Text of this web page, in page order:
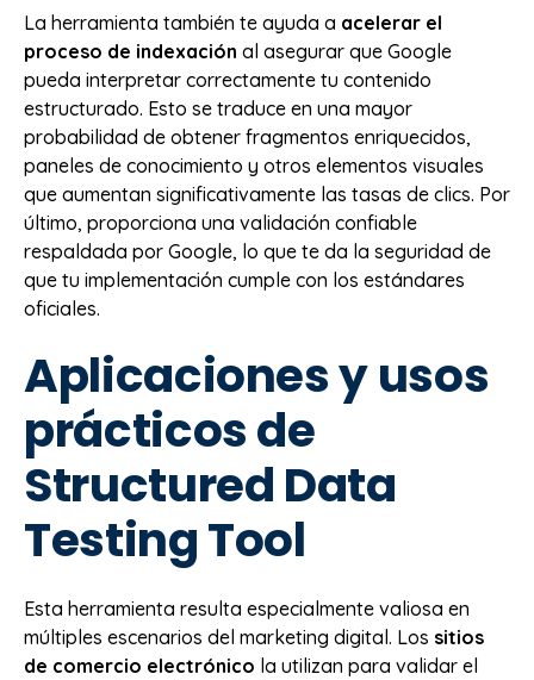
La herramienta también te ayuda a acelerar el
proceso de indexación al asegurar que Google
pueda interpretar correctamente tu contenido
estructurado. Esto se traduce en una mayor
probabilidad de obtener fragmentos enriquecidos,
paneles de conocimiento y otros elementos visuales
que aumentan significativamente las tasas de clics. Por
último, proporciona una validación confiable
respaldada por Google, lo que te da la seguridad de
que tu implementación cumple con los estándares
oficiales.
Aplicaciones y usos
prácticos de
Structured Data
Testing Tool
Esta herramienta resulta especialmente valiosa en
múltiples escenarios del marketing digital. Los sitios
de comercio electrónico la utilizan para validar el